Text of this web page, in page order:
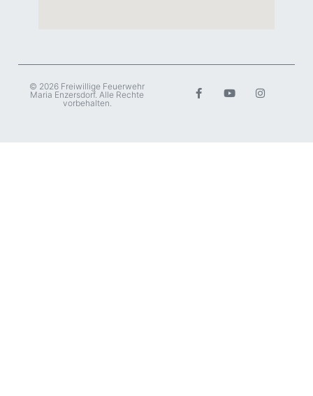
© 2026 Freiwillige Feuerwehr
Maria Enzersdorf. Alle Rechte
vorbehalten.